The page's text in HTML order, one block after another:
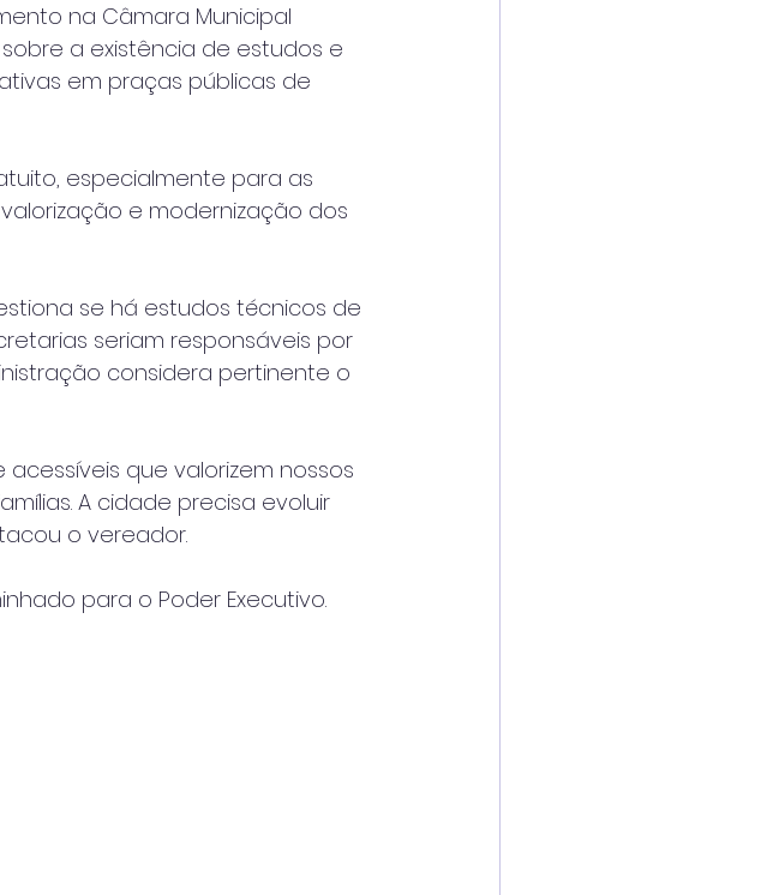
na Câmara Municipal
a existência de estudos e
em praças públicas de
especialmente para as
e modernização dos
se há estudos técnicos de
seriam responsáveis por
considera pertinente o
que valorizem nossos
A cidade precisa evoluir
o vereador.
para o Poder Executivo.